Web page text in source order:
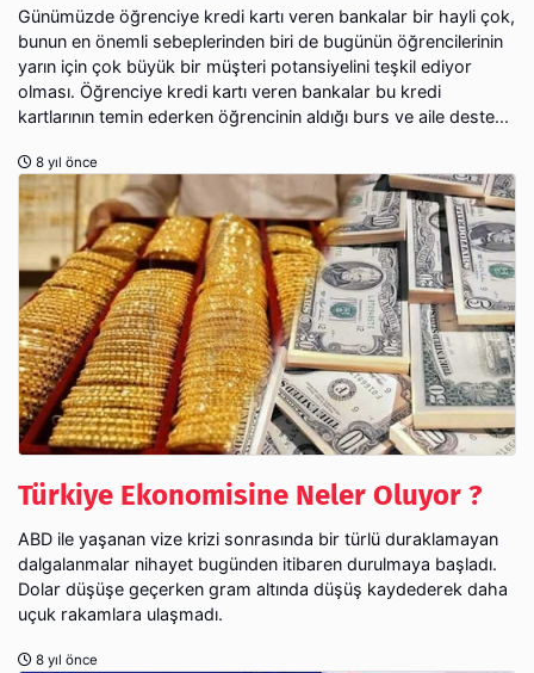
Günümüzde öğrenciye kredi kartı veren bankalar bir hayli çok,
bunun en önemli sebeplerinden biri de bugünün öğrencilerinin
yarın için çok büyük bir müşteri potansiyelini teşkil ediyor
olması. Öğrenciye kredi kartı veren bankalar bu kredi
kartlarının temin ederken öğrencinin aldığı burs ve aile deste...
8 yıl önce
Türkiye Ekonomisine Neler Oluyor ?
ABD ile yaşanan vize krizi sonrasında bir türlü duraklamayan
dalgalanmalar nihayet bugünden itibaren durulmaya başladı.
Dolar düşüşe geçerken gram altında düşüş kaydederek daha
uçuk rakamlara ulaşmadı.
8 yıl önce